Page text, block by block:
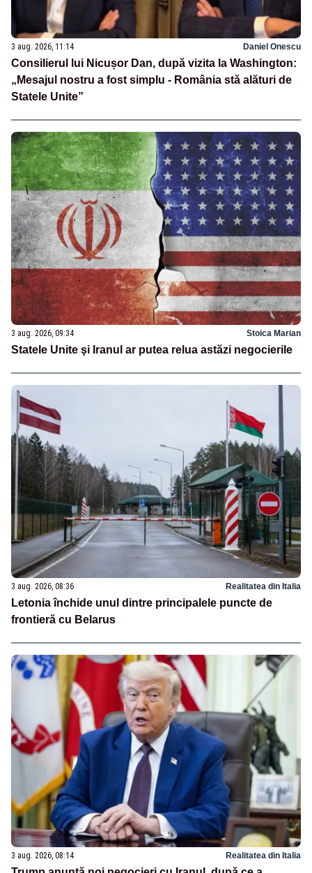
3 aug. 2026, 11:14 Daniel Onescu
Consilierul lui Nicușor Dan, după vizita la Washington:
„Mesajul nostru a fost simplu - România stă alături de
Statele Unite”
3 aug. 2026, 09:34 Stoica Marian
Statele Unite şi Iranul ar putea relua astăzi negocierile
3 aug. 2026, 08:36 Realitatea din Italia
Letonia închide unul dintre principalele puncte de
frontieră cu Belarus
3 aug. 2026, 08:14 Realitatea din Italia